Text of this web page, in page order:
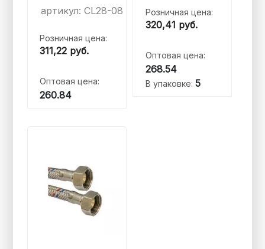
артикул: CL28-08
Розничная цена:
311,22 руб.
Оптовая цена:
260.84
Розничная цена:
320,41 руб.
Оптовая цена:
268.54
В упаковке: 5